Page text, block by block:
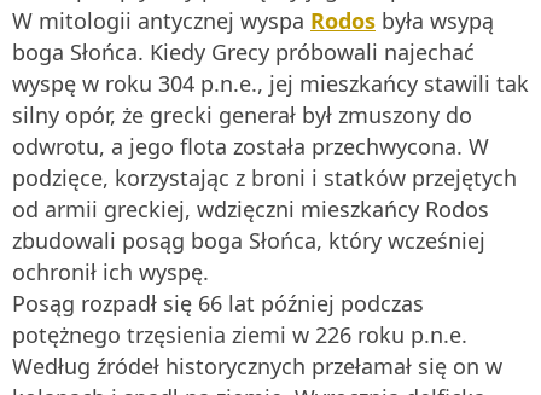
W mitologii antycznej wyspa Rodos była wsypą
boga Słońca. Kiedy Grecy próbowali najechać
wyspę w roku 304 p.n.e., jej mieszkańcy stawili tak
silny opór, że grecki generał był zmuszony do
odwrotu, a jego flota została przechwycona. W
podzięce, korzystając z broni i statków przejętych
od armii greckiej, wdzięczni mieszkańcy Rodos
zbudowali posąg boga Słońca, który wcześniej
ochronił ich wyspę.
Posąg rozpadł się 66 lat później podczas
potężnego trzęsienia ziemi w 226 roku p.n.e.
Według źródeł historycznych przełamał się on w